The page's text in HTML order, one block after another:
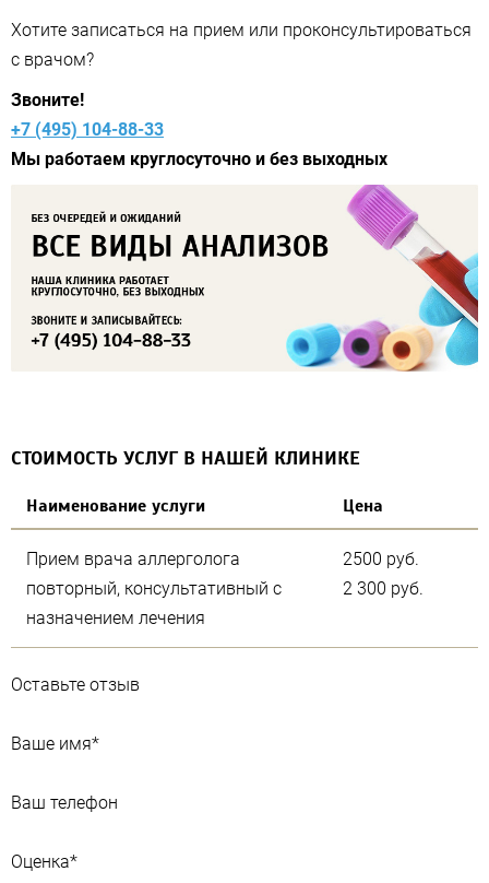
Хотите записаться на прием или проконсультироваться
с врачом?
Звоните!
+7 (495) 104-88-33
Мы работаем круглосуточно и без выходных
СТОИМОСТЬ УСЛУГ В НАШЕЙ КЛИНИКЕ
Наименование услуги Цена
Прием врача аллерголога
повторный, консультативный с
назначением лечения
2500 руб.
2 300 руб.
Оставьте отзыв
Ваше имя*
Ваш телефон
Оценка*